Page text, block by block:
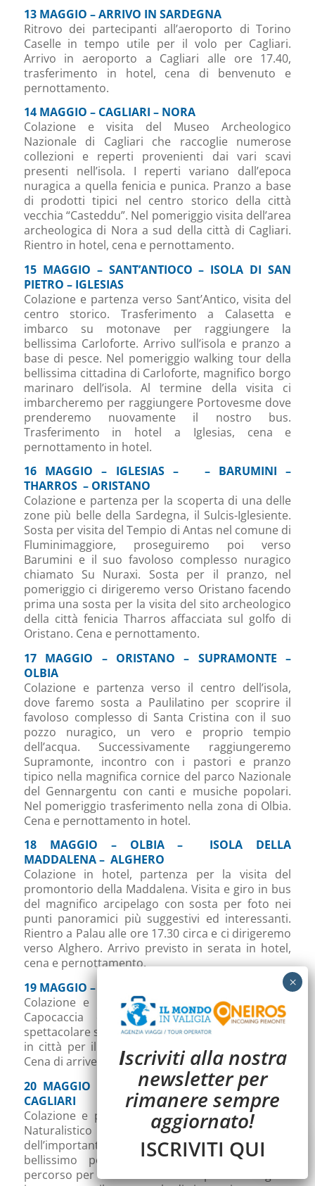
13 MAGGIO – ARRIVO IN SARDEGNA
Ritrovo dei partecipanti all’aeroporto di Torino
Caselle in tempo utile per il volo per Cagliari.
Arrivo in aeroporto a Cagliari alle ore 17.40,
trasferimento in hotel, cena di benvenuto e
pernottamento.
14 MAGGIO – CAGLIARI – NORA
Colazione e visita del Museo Archeologico
Nazionale di Cagliari che raccoglie numerose
collezioni e reperti provenienti dai vari scavi
presenti nell’isola. I reperti variano dall’epoca
nuragica a quella fenicia e punica. Pranzo a base
di prodotti tipici nel centro storico della città
vecchia “Casteddu”. Nel pomeriggio visita dell’area
archeologica di Nora a sud della città di Cagliari.
Rientro in hotel, cena e pernottamento.
15 MAGGIO – SANT’ANTIOCO – ISOLA DI SAN
PIETRO – IGLESIAS
Colazione e partenza verso Sant’Antico, visita del
centro storico. Trasferimento a Calasetta e
imbarco su motonave per raggiungere la
bellissima Carloforte. Arrivo sull’isola e pranzo a
base di pesce. Nel pomeriggio walking tour della
bellissima cittadina di Carloforte, magnifico borgo
marinaro dell’isola. Al termine della visita ci
imbarcheremo per raggiungere Portovesme dove
prenderemo nuovamente il nostro bus.
Trasferimento in hotel a Iglesias, cena e
pernottamento in hotel.
16 MAGGIO – IGLESIAS – – BARUMINI –
THARROS – ORISTANO
Colazione e partenza per la scoperta di una delle
zone più belle della Sardegna, il Sulcis-Iglesiente.
Sosta per visita del Tempio di Antas nel comune di
Fluminimaggiore, proseguiremo poi verso
Barumini e il suo favoloso complesso nuragico
chiamato Su Nuraxi. Sosta per il pranzo, nel
pomeriggio ci dirigeremo verso Oristano facendo
prima una sosta per la visita del sito archeologico
della città fenicia Tharros affacciata sul golfo di
Oristano. Cena e pernottamento.
17 MAGGIO – ORISTANO – SUPRAMONTE –
OLBIA
Colazione e partenza verso il centro dell’isola,
dove faremo sosta a Paulilatino per scoprire il
favoloso complesso di Santa Cristina con il suo
pozzo nuragico, un vero e proprio tempio
dell’acqua. Successivamente raggiungeremo
Supramonte, incontro con i pastori e pranzo
tipico nella magnifica cornice del parco Nazionale
del Gennargentu con canti e musiche popolari.
Nel pomeriggio trasferimento nella zona di Olbia.
Cena e pernottamento in hotel.
18 MAGGIO – OLBIA – ISOLA DELLA
MADDALENA – ALGHERO
Colazione in hotel, partenza per la visita del
promontorio della Maddalena. Visita e giro in bus
del magnifico arcipelago con sosta per foto nei
punti panoramici più suggestivi ed interessanti.
Rientro a Palau alle ore 17.30 circa e ci dirigeremo
verso Alghero. Arrivo previsto in serata in hotel,
cena e pernottamento.
19 MAGGIO – CAPO CACCIA – ALGHERO
Colazione e partenza per la visita in Barca di
Capocaccia e le grotte di Nettuno nello
spettacolare scenario del golfo di Alghero. Rientro
in città per il pranzo e visita del centro storico.
Cena di arrivederci e pernottamento.
20 MAGGIO – ALGHERO – SANTA CRISTINA –
CAGLIARI
Colazione e partenza per il Parco Archeologico
Naturalistico di Santa Cristina, visito
dell’importante sito archeologico che conserva un
bellissimo pozzo nuragico. Pranzo lungo il
percorso per andare verso l’aeroporto di Cagliari
Iscriviti alla nostra
newsletter per
rimanere sempre
aggiornato!
ISCRIVITI QUI